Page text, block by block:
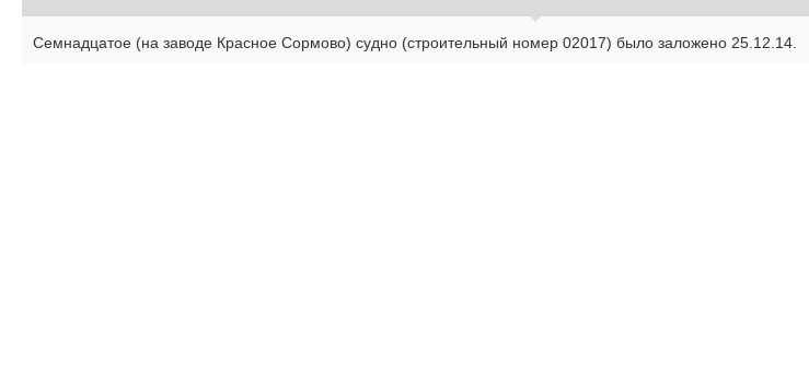
Семнадцатое (на заводе Красное Сормово) судно (строительный номер 02017) было заложено 25.12.14.